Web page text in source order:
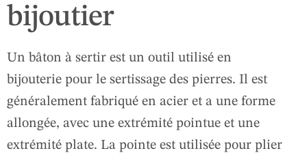
bijoutier
Un bâton à sertir est un outil utilisé en
bijouterie pour le sertissage des pierres. Il est
généralement fabriqué en acier et a une forme
allongée, avec une extrémité pointue et une
extrémité plate. La pointe est utilisée pour plier